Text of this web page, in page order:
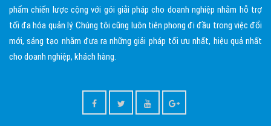
phẩm chiến lược cộng với gói giải pháp cho doanh nghiệp nhằm hỗ trợ
tối đa hóa quản lý. Chúng tôi cũng luôn tiên phong đi đầu trong việc đổi
mới, sáng tạo nhằm đưa ra những giải pháp tối ưu nhất, hiệu quả nhất
cho doanh nghiệp, khách hàng.